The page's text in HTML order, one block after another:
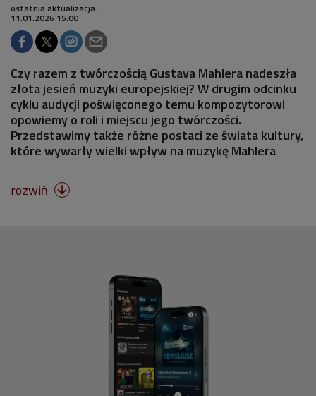
ostatnia aktualizacja:
11.01.2026 15:00
Czy razem z twórczością Gustava Mahlera nadeszła
złota jesień muzyki europejskiej? W drugim odcinku
cyklu audycji poświęconego temu kompozytorowi
opowiemy o roli i miejscu jego twórczości.
Przedstawimy także różne postaci ze świata kultury,
które wywarły wielki wpływ na muzykę Mahlera
rozwiń 